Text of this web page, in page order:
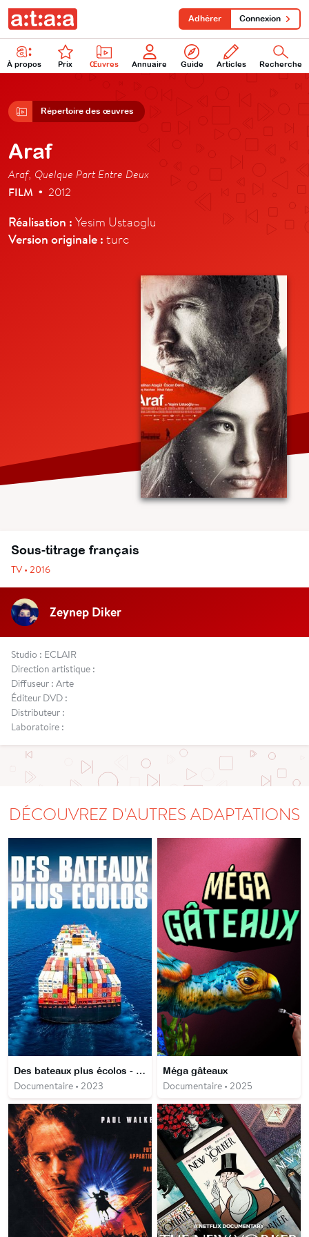
À propos Prix Œuvres Annuaire Guide Articles Recherche
Adhérer Connexion
Répertoire des œuvres
Araf
Araf, Quelque Part Entre Deux
FILM • 2012
Réalisation : Yesim Ustaoglu
Version originale : turc
Sous-titrage français
TV • 2016
Zeynep Diker
Studio : ECLAIR
Direction artistique :
Diffuseur : Arte
Éditeur DVD :
Distributeur :
Laboratoire :
DÉCOUVREZ D'AUTRES ADAPTATIONS
Des bateaux plus écolos - La révolution verte des porte-conteneurs
Documentaire • 2023
Méga gâteaux
Documentaire • 2025